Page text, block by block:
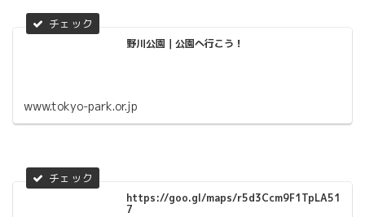
野川公園｜公園へ行こう！
www.tokyo-park.or.jp
https://goo.gl/maps/r5d3Ccm9F1TpLA51
7